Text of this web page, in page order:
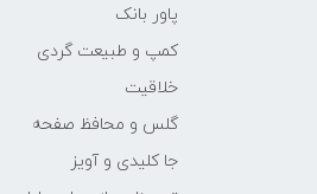
پاور بانک
کمپ و طبیعت گردی
خلاقیت
گلس و محافظ صفحه
جا کلیدی و آویز